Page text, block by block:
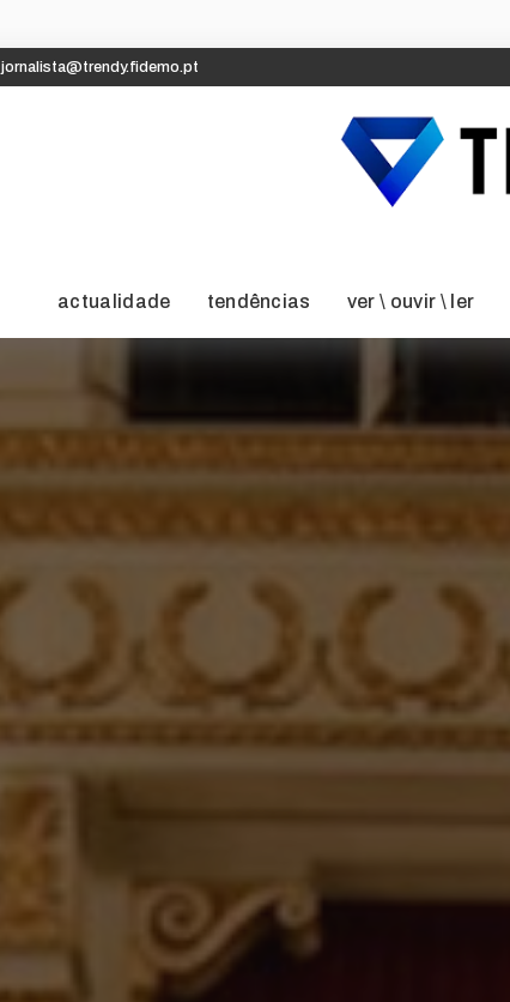
jornalista@trendy.fidemo.pt
actualidade tendências ver \ ouvir \ ler